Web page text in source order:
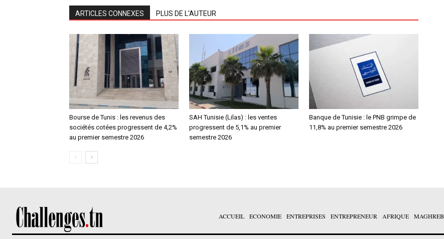
ARTICLES CONNEXES PLUS DE L'AUTEUR
Bourse de Tunis : les revenus des
sociétés cotées progressent de 4,2%
au premier semestre 2026
SAH Tunisie (Lilas) : les ventes
progressent de 5,1% au premier
semestre 2026
Banque de Tunisie : le PNB grimpe de
11,8% au premier semestre 2026
ACCUEIL ECONOMIE ENTREPRISES ENTREPRENEUR AFRIQUE MAGHREB